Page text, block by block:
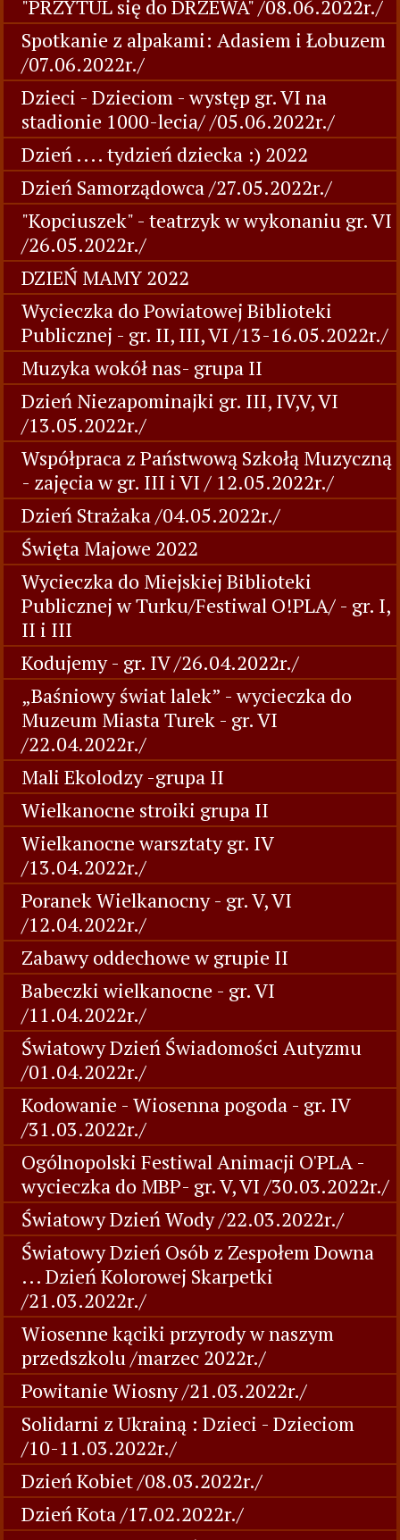
"PRZYTUL się do DRZEWA" /08.06.2022r./
Spotkanie z alpakami: Adasiem i Łobuzem
/07.06.2022r./
Dzieci - Dzieciom - występ gr. VI na
stadionie 1000-lecia/ /05.06.2022r./
Dzień .... tydzień dziecka :) 2022
Dzień Samorządowca /27.05.2022r./
"Kopciuszek" - teatrzyk w wykonaniu gr. VI
/26.05.2022r./
DZIEŃ MAMY 2022
Wycieczka do Powiatowej Biblioteki
Publicznej - gr. II, III, VI /13-16.05.2022r./
Muzyka wokół nas- grupa II
Dzień Niezapominajki gr. III, IV,V, VI
/13.05.2022r./
Współpraca z Państwową Szkołą Muzyczną
- zajęcia w gr. III i VI / 12.05.2022r./
Dzień Strażaka /04.05.2022r./
Święta Majowe 2022
Wycieczka do Miejskiej Biblioteki
Publicznej w Turku/Festiwal O!PLA/ - gr. I,
II i III
Kodujemy - gr. IV /26.04.2022r./
„Baśniowy świat lalek” - wycieczka do
Muzeum Miasta Turek - gr. VI
/22.04.2022r./
Mali Ekolodzy -grupa II
Wielkanocne stroiki grupa II
Wielkanocne warsztaty gr. IV
/13.04.2022r./
Poranek Wielkanocny - gr. V, VI
/12.04.2022r./
Zabawy oddechowe w grupie II
Babeczki wielkanocne - gr. VI
/11.04.2022r./
Światowy Dzień Świadomości Autyzmu
/01.04.2022r./
Kodowanie - Wiosenna pogoda - gr. IV
/31.03.2022r./
Ogólnopolski Festiwal Animacji O'PLA -
wycieczka do MBP- gr. V, VI /30.03.2022r./
Światowy Dzień Wody /22.03.2022r./
Światowy Dzień Osób z Zespołem Downa
... Dzień Kolorowej Skarpetki
/21.03.2022r./
Wiosenne kąciki przyrody w naszym
przedszkolu /marzec 2022r./
Powitanie Wiosny /21.03.2022r./
Solidarni z Ukrainą : Dzieci - Dzieciom
/10-11.03.2022r./
Dzień Kobiet /08.03.2022r./
Dzień Kota /17.02.2022r./